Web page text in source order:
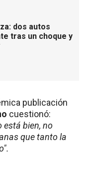
dos autos
tras un choque y
publicación
cuestionó:
está bien, no
que tanto la